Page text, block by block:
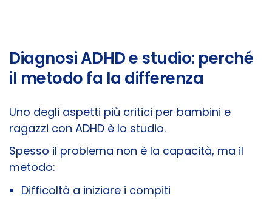
Diagnosi ADHD e studio: perché
il metodo fa la differenza
Uno degli aspetti più critici per bambini e
ragazzi con ADHD è lo studio.
Spesso il problema non è la capacità, ma il
metodo:
Difficoltà a iniziare i compiti